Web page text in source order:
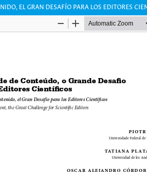
EL GRAN DESAFÍO PARA LOS EDITORES